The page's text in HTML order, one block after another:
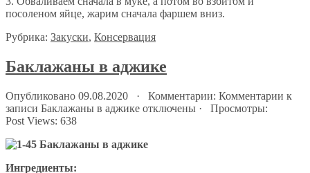
посоленом яйце, жарим сначала фаршем вниз.
Рубрика: Закуски, Консервация
Баклажаны в аджике
Опубликовано 09.08.2020 · Комментарии: Комментарии к
записи Баклажаны в аджике отключены · Просмотры:
Post Views: 638
Ингредиенты: